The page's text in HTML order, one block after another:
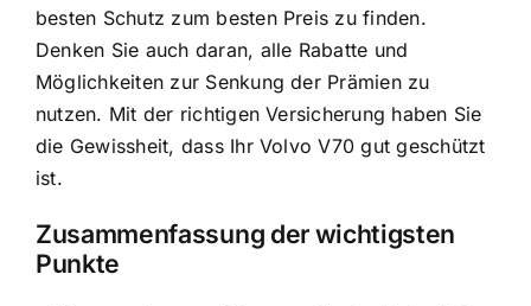
besten Schutz zum besten Preis zu finden.
Denken Sie auch daran, alle Rabatte und
Möglichkeiten zur Senkung der Prämien zu
nutzen. Mit der richtigen Versicherung haben Sie
die Gewissheit, dass Ihr Volvo V70 gut geschützt
ist.
Zusammenfassung der wichtigsten
Punkte